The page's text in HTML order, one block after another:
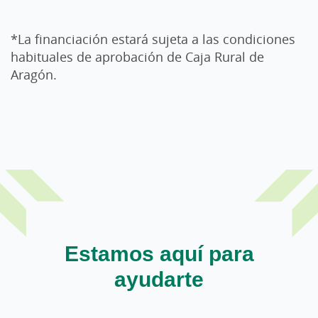
*La financiación estará sujeta a las condiciones
habituales de aprobación de Caja Rural de
Aragón.
Estamos aquí para
ayudarte